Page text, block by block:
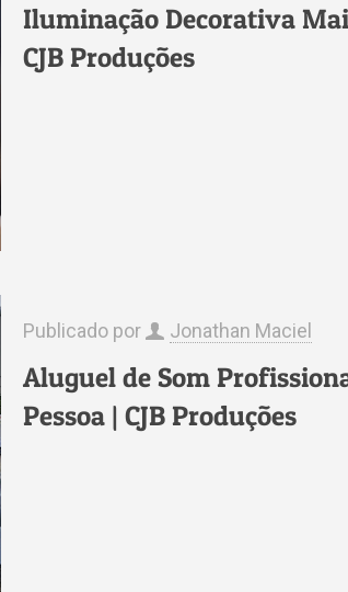
Iluminação Decorativa
CJB Produções
Publicado por Jonathan Maciel
Aluguel de Som
Pessoa | CJB Produções